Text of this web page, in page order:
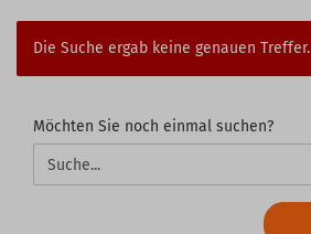
Die Suche ergab keine genauen Treffer.
MÖCHTEN
SIE
NOCH
EINMAL
Möchten Sie noch einmal suchen?